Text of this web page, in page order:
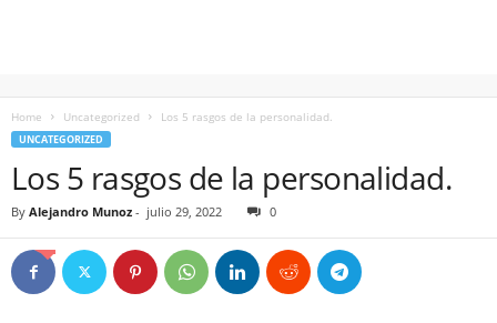
Home Uncategorized Los 5 rasgos de la personalidad.
UNCATEGORIZED
Los 5 rasgos de la personalidad.
By Alejandro Munoz - julio 29, 2022 0